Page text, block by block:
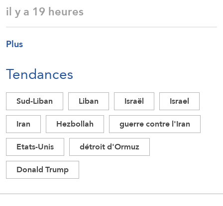
il y a 19 heures
Plus
Tendances
Sud-Liban Liban Israël
Israel
Iran
Hezbollah
guerre contre l'Iran
Etats-Unis
détroit d'Ormuz
Donald Trump